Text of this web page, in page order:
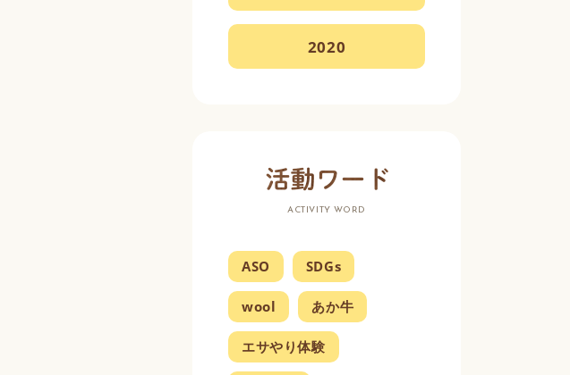
2020
ACTIVITY WORD
ASO SDGs
wool あか牛
エサやり体験